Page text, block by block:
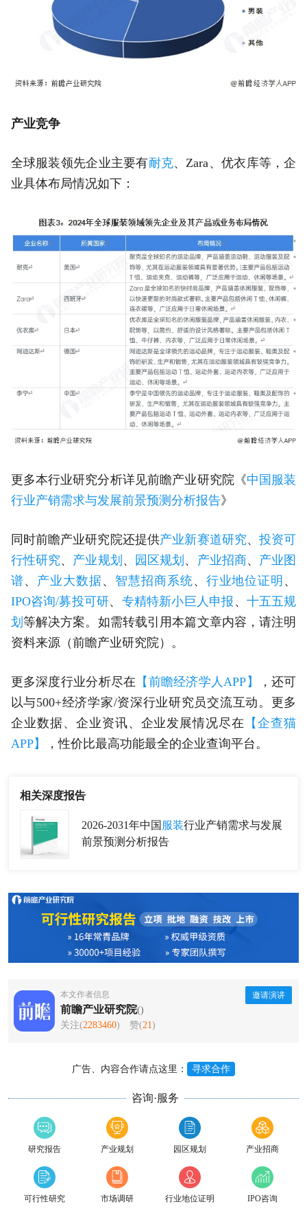
产业竞争
全球服装领先企业主要有耐克、Zara、优衣库等，企
业具体布局情况如下：
更多本行业研究分析详见前瞻产业研究院《中国服装
行业产销需求与发展前景预测分析报告》
同时前瞻产业研究院还提供产业新赛道研究、投资可
行性研究、 产业规划 、 园区规划 、 产业招商、 产业图
谱、 产业大数据、 智慧招商系统、 行业地位证明 、
IPO咨询/募投可研、 专精特新小巨人申报 、 十五五规
划 等解决方案。如需转载引用本篇文章内容，请注明
资料来源（前瞻产业研究院）。
更多深度行业分析尽在 【前瞻经济学人APP】
，还可
以与500+经济学家/资深行业研究员交流互动。更多
企业数据、企业资讯、企业发展情况尽在
【企查猫
APP】
，性价比最高功能最全的企业查询平台。
相关深度报告
2026-2031年中国 服装行业产销需求与发展
前景预测分析报告
本文作者信息
前瞻产业研究院()
关注(2283460) 赞(21)
邀请演讲
广告、内容合作请点这里： 寻求合作
咨询·服务
研究报告 产业规划 园区规划 产业招商
可行性研究 市场调研 行业地位证明 IPO咨询